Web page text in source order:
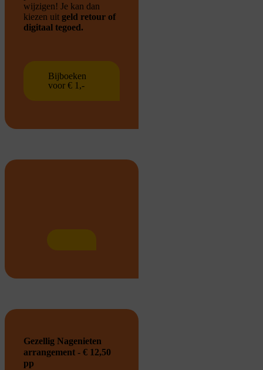
wijzigen! Je kan dan
kiezen uit geld retour of
digitaal tegoed.
Bijboeken
voor € 1,-
Gezellig Nagenieten
arrangement - € 12,50
pp